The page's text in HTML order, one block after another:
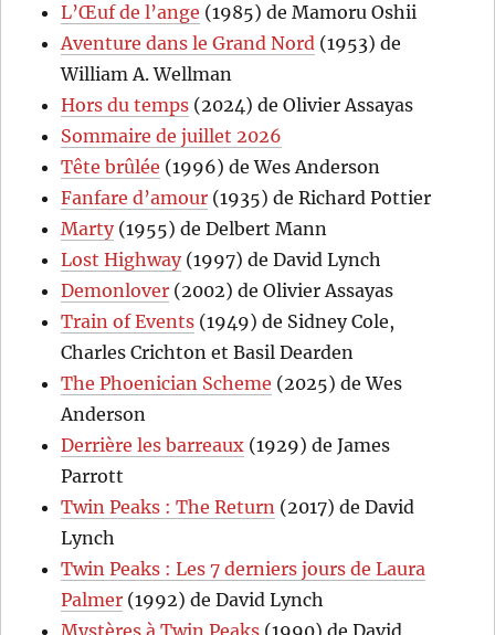
L’Œuf de l’ange (1985) de Mamoru Oshii
Aventure dans le Grand Nord (1953) de
William A. Wellman
Hors du temps (2024) de Olivier Assayas
Sommaire de juillet 2026
Tête brûlée (1996) de Wes Anderson
Fanfare d’amour (1935) de Richard Pottier
Marty(1955) de Delbert Mann
Lost Highway(1997) de David Lynch
Demonlover (2002) de Olivier Assayas
Train of Events (1949) de Sidney Cole,
Charles Crichton et Basil Dearden
The Phoenician Scheme (2025) de Wes
Anderson
Derrière les barreaux (1929) de James
Parrott
Twin Peaks : The Return (2017) de David
Lynch
Twin Peaks : Les 7 derniers jours de Laura
Palmer (1992) de David Lynch